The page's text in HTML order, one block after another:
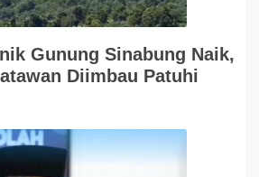
Gunung Sinabung Naik,
Diimbau Patuhi